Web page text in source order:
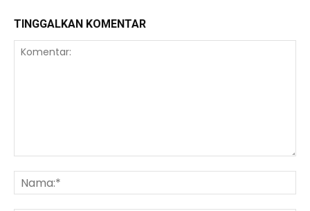
TINGGALKAN KOMENTAR